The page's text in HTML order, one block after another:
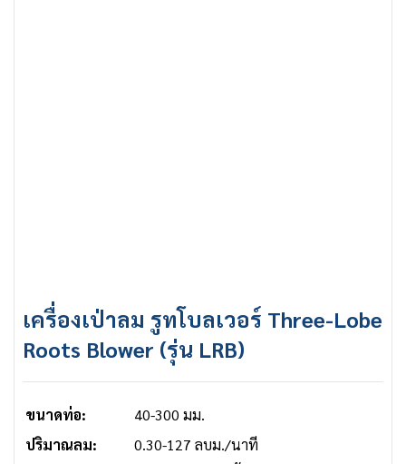
เครื่องเป่าลม รูทโบลเวอร์ Three-Lobe
Roots Blower (รุ่น LRB)
ขนาดท่อ:
40-300 มม.
ปริมาณลม:
0.30-127 ลบม./นาที